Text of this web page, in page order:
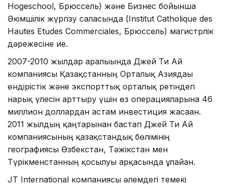
Hogeschool, Брюссель) және Бизнес бойынша
Әкімшілік жүргізу саласында (Institut Catholique des
Hautes Etudes Commerciales, Брюссель) магистрлік
дәрежесіне ие.
2007-2010 жылдар аралығында Джей Ти Ай
компаниясы Қазақстанның Орталық Азиядағы
өндірістік және экспорттық орталық ретіндегі
нарық үлесін арттыру үшін өз операцияларына 46
миллион доллардан астам инвестиция жасаған.
2011 жылдың қаңтарынан бастап Джей Ти Ай
компаниясының қазақстандық бөлімінің
географиясы Өзбекстан, Тәжікстан мен
Түрікменстанның қосылуы арқасында ұлғайған.
JT International компаниясы әлемдегі темекі